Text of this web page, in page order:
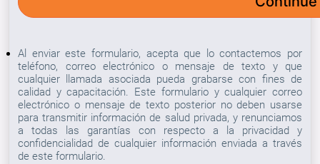
Al enviar este formulario, acepta que lo contactemos por
teléfono, correo electrónico o mensaje de texto y que
cualquier llamada asociada pueda grabarse con fines de
calidad y capacitación. Este formulario y cualquier correo
electrónico o mensaje de texto posterior no deben usarse
para transmitir información de salud privada, y renunciamos
a todas las garantías con respecto a la privacidad y
confidencialidad de cualquier información enviada a través
de este formulario.